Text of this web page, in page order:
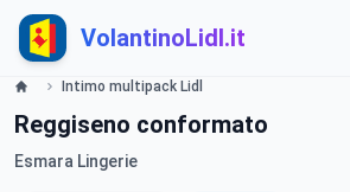
VolantinoLidl.it
Intimo multipack Lidl
Reggiseno conformato
Esmara Lingerie